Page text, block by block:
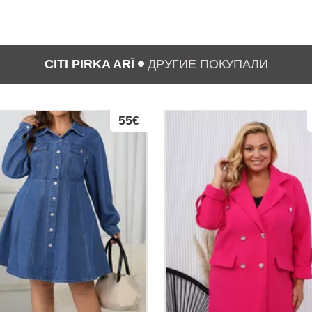
CITI PIRKA ARĪ ДРУГИЕ ПОКУПАЛИ
55€